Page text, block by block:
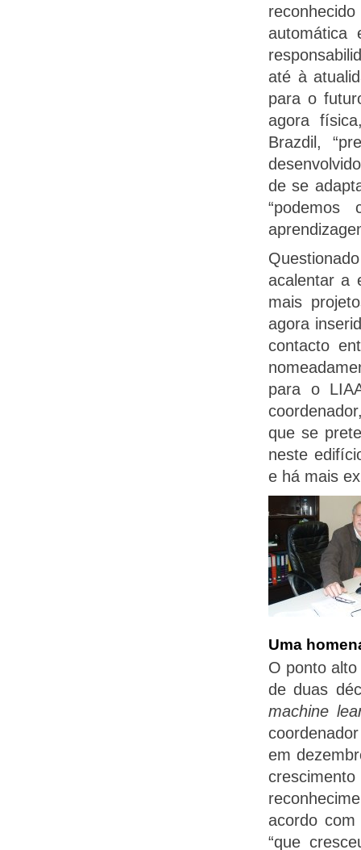
até à
para o
agora
Brazdil,
de se
acalentar a
mais
agora
contacto
para o
que se
neste
e há mais
Uma
O ponto
de duas
machine
em
acordo
“que